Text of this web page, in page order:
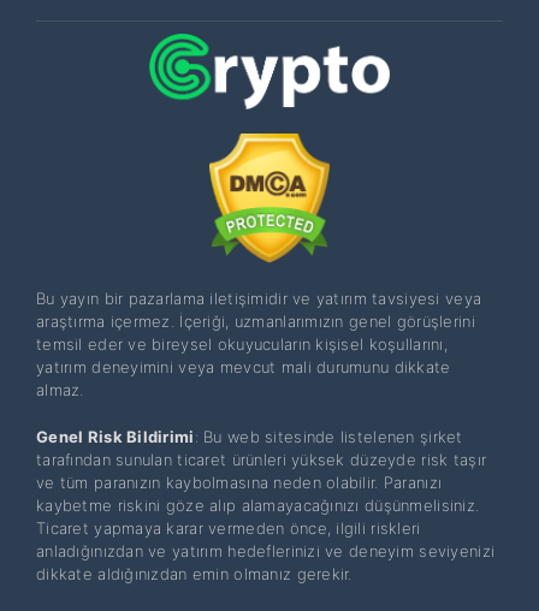
Bu yayın bir pazarlama iletişimidir ve yatırım tavsiyesi veya
araştırma içermez. İçeriği, uzmanlarımızın genel görüşlerini
temsil eder ve bireysel okuyucuların kişisel koşullarını,
yatırım deneyimini veya mevcut mali durumunu dikkate
almaz.
Genel Risk Bildirimi: Bu web sitesinde listelenen şirket
tarafından sunulan ticaret ürünleri yüksek düzeyde risk taşır
ve tüm paranızın kaybolmasına neden olabilir. Paranızı
kaybetme riskini göze alıp alamayacağınızı düşünmelisiniz.
Ticaret yapmaya karar vermeden önce, ilgili riskleri
anladığınızdan ve yatırım hedeflerinizi ve deneyim seviyenizi
dikkate aldığınızdan emin olmanız gerekir.